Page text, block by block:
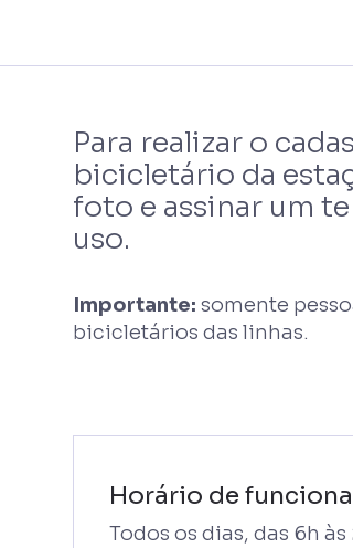
Para realizar o
bicicletário da
foto e assinar um
uso.
Importante:somente
bicicletários das linhas.
Horário de
Todos os dias, das 6h às